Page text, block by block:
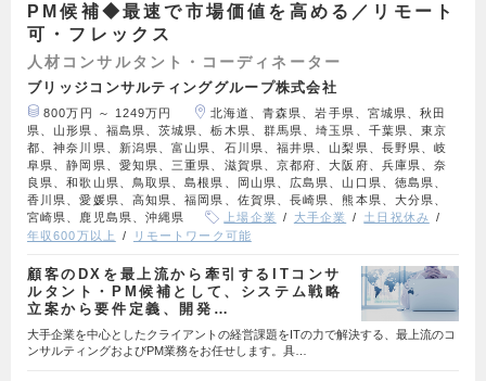
PM候補◆最速で市場価値を高める／リモート
可・フレックス
人材コンサルタント・コーディネーター
ブリッジコンサルティンググループ株式会社
800万円 ～ 1249万円
北海道、青森県、岩手県、宮城県、秋田
県、山形県、福島県、茨城県、栃木県、群馬県、埼玉県、千葉県、東京
都、神奈川県、新潟県、富山県、石川県、福井県、山梨県、長野県、岐
阜県、静岡県、愛知県、三重県、滋賀県、京都府、大阪府、兵庫県、奈
良県、和歌山県、鳥取県、島根県、岡山県、広島県、山口県、徳島県、
香川県、愛媛県、高知県、福岡県、佐賀県、長崎県、熊本県、大分県、
宮崎県、鹿児島県、沖縄県
上場企業 大手企業
土日祝休み
年収600万以上
リモートワーク可能
顧客のDXを最上流から牽引するITコンサ
ルタント・PM候補として、システム戦略
立案から要件定義、開発…
大手企業を中心としたクライアントの経営課題をITの力で解決する、最上流のコ
ンサルティングおよびPM業務をお任せします。具…